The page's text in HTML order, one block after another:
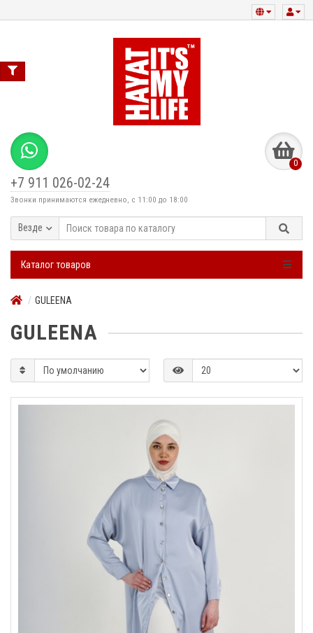
+7 911 026-02-24
Звонки принимаются ежедневно, с 11:00 до 18:00
0
Везде
Каталог товаров
GULEENA
GULEENA